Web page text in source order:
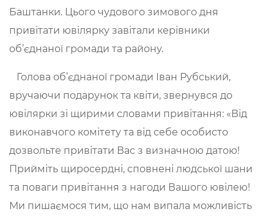
Баштанки. Цього чудового зимового дня
привітати ювілярку завітали керівники
об’єднаної громади та району.
Голова об’єднаної громади Іван Рубський,
вручаючи подарунок та квіти, звернувся до
ювілярки зі щирими словами привітання: «Від
виконавчого комітету та від себе особисто
дозвольте привітати Вас з визначною датою!
Прийміть щиросердні, сповнені людської шани
та поваги привітання з нагоди Вашого ювілею!
Ми пишаємося тим, що нам випала можливість